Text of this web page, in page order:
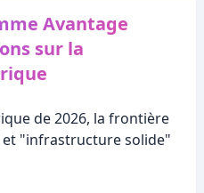
Avantage
sur la
de 2026, la frontière
"infrastructure solide"